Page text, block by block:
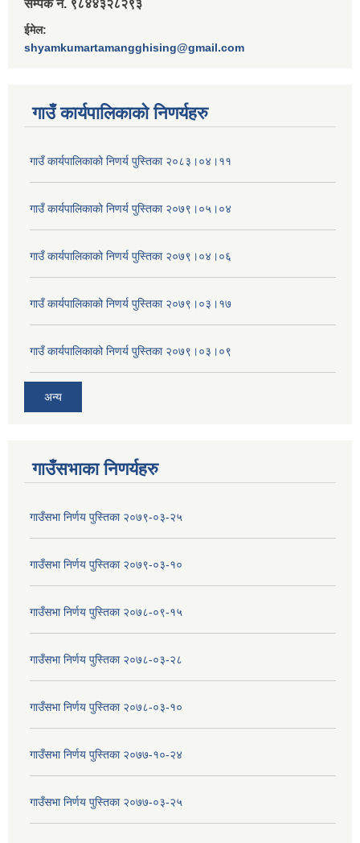
सम्पर्क नं. ९८४४३२८२९३
ईमेल:
shyamkumartamangghising@gmail.com
गाउँ कार्यपालिकाकाे निणर्यहरु
गाउँ कार्यपालिकाको निणर्य पुस्तिका २०८३।०४।११
गाउँ कार्यपालिकाको निणर्य पुस्तिका २०७९।०५।०४
गाउँ कार्यपालिकाको निणर्य पुस्तिका २०७९।०४।०६
गाउँ कार्यपालिकाको निणर्य पुस्तिका २०७९।०३।१७
गाउँ कार्यपालिकाको निणर्य पुस्तिका २०७९।०३।०९
अन्य
गाउँसभाका निणर्यहरु
गाउँसभा निर्णय पुस्तिका २०७९-०३-२५
गाउँसभा निर्णय पुस्तिका २०७९-०३-१०
गाउँसभा निर्णय पुस्तिका २०७८-०९-१५
गाउँसभा निर्णय पुस्तिका २०७८-०३-२८
गाउँसभा निर्णय पुस्तिका २०७८-०३-१०
गाउँसभा निर्णय पुस्तिका २०७७-१०-२४
गाउँसभा निर्णय पुस्तिका २०७७-०३-२५